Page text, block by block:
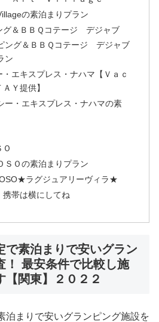
の素泊まりプラン
＆ＢＢＱコテージ デジャブ
グ＆ＢＢＱコテージ デジャブ
ン
エキスプレス・ナハマ【Ｖａｃ
Ｙ提供】
ー・エキスプレス・ナハマの素
Ｏ
ＳＯの素泊まりプラン
ラグジュアリーヴィラ★
帯は横にしてね
で素泊まりで安いグラン
！ 最安条件で比較し施
【関東】２０２２
泊まりで安いグランピング施設を